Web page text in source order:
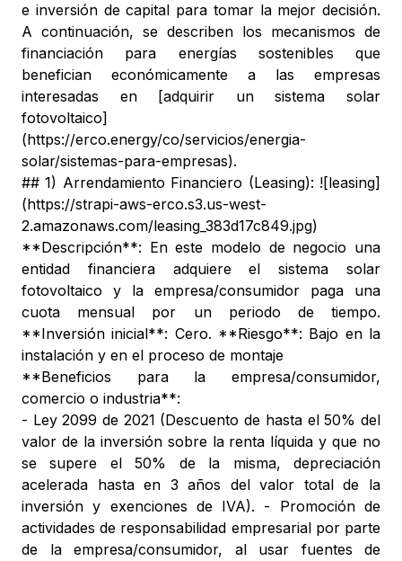
e inversión de capital para tomar la mejor decisión.
A continuación, se describen los mecanismos de
financiación para energías sostenibles que
benefician económicamente a las empresas
interesadas en [adquirir un sistema solar
fotovoltaico]
(https://erco.energy/co/servicios/energia-
solar/sistemas-para-empresas).
## 1) Arrendamiento Financiero (Leasing): ![leasing]
(https://strapi-aws-erco.s3.us-west-
2.amazonaws.com/leasing_383d17c849.jpg)
**Descripción**: En este modelo de negocio una
entidad financiera adquiere el sistema solar
fotovoltaico y la empresa/consumidor paga una
cuota mensual por un periodo de tiempo.
**Inversión inicial**: Cero. **Riesgo**: Bajo en la
instalación y en el proceso de montaje
**Beneficios para la empresa/consumidor,
comercio o industria**:
- Ley 2099 de 2021 (Descuento de hasta el 50% del
valor de la inversión sobre la renta líquida y que no
se supere el 50% de la misma, depreciación
acelerada hasta en 3 años del valor total de la
inversión y exenciones de IVA). - Promoción de
actividades de responsabilidad empresarial por parte
de la empresa/consumidor, al usar fuentes de